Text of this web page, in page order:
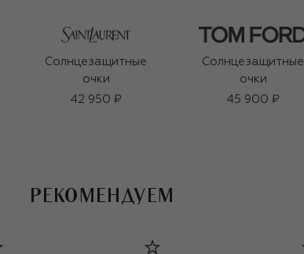
Солнцезащитные
очки
42 950 ₽
Солнцезащитные
очки
45 900 ₽
РЕКОМЕНДУЕМ